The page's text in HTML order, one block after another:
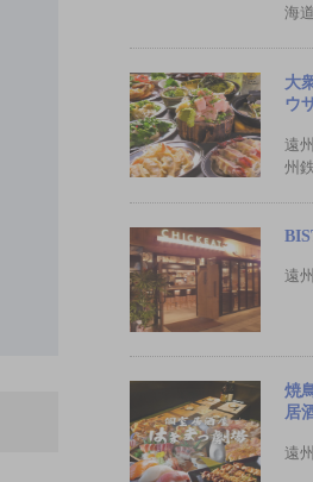
海
大
ウ
遠
州
遠
焼
居
遠